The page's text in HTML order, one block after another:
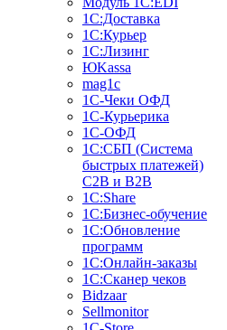
1С:Доставка
1С:Курьер
1С:Лизинг
ЮKassa
mag1c
1С-Чеки ОФД
1С-Курьерика
1С-ОФД
1С:СБП (Система
быстрых платежей)
C2B и B2B
1С:Share
1С:Бизнес-обучение
1С:Обновление
программ
1С:Онлайн-заказы
1С:Сканер чеков
Bidzaar
Sellmonitor